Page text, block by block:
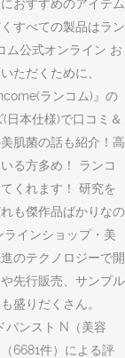
おすすめのアイテム
すべての製品はラン
ム公式オンライン お
ただくために、
ランコム)』の
日本仕様)で口コミ＆
肌菌の話も紹介！高
る方多め！ ランコ
くれます！ 研究を
も傑作品ばかりなの
インショップ・美
のテクノロジーで開
先行販売、サンプル
盛りだくさん。
バンスト N（美容
6681件）による評